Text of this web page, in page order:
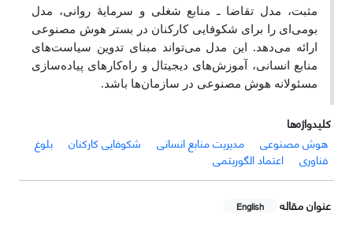
مثبت، مدل تقاضا ـ منابع شغلی و سرمایۀ روانی، مدل
بومی‌‏ای را برای شکوفایی کارکنان در بستر هوش مصنوعی
ارائه می‌دهد. این مدل می‌تواند مبنای تدوین سیاست‌های
منابع انسانی، آموزش‌های دیجیتال و راه‌کارهای پیاده‌سازی
مسئولانه هوش مصنوعی در سازمان‌ها باشد.
کلیدواژه‌ها
هوش مصنوعی
مدیریت منابع انسانی شکوفایی کارکنان
بلوغ
فناوری
اعتماد الگوریتمی
عنوان مقاله English